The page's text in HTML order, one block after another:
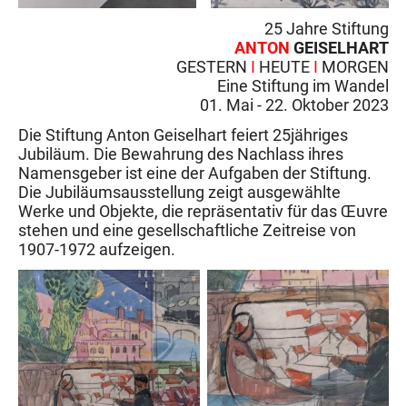
25 Jahre Stiftung
ANTON GEISELHART
GESTERN I HEUTE I MORGEN
Eine Stiftung im Wandel
01. Mai - 22. Oktober 2023
Die Stiftung Anton Geiselhart feiert 25jähriges
Jubiläum. Die Bewahrung des Nachlass ihres
Namensgeber ist eine der Aufgaben der Stiftung.
Die Jubiläumsausstellung zeigt ausgewählte
Werke und Objekte, die repräsentativ für das Œuvre
stehen und eine gesellschaftliche Zeitreise von
1907-1972 aufzeigen.